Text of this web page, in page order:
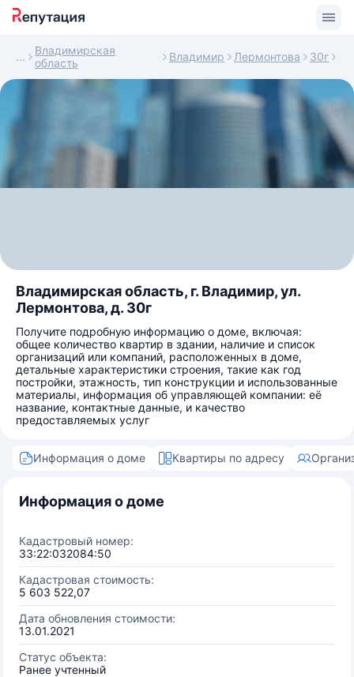
Владимирская
область
Владимир Лермонтова 30г
Владимирская область, г. Владимир, ул.
Лермонтова, д. 30г
Получите подробную информацию о доме, включая:
общее количество квартир в здании, наличие и список
организаций или компаний, расположенных в доме,
детальные характеристики строения, такие как год
постройки, этажность, тип конструкции и использованные
материалы, информация об управляющей компании: её
название, контактные данные, и качество
предоставляемых услуг
Информация о доме Квартиры по адресу
Информация о доме
Кадастровый номер:
33:22:032084:50
Кадастровая стоимость:
5 603 522,07
Дата обновления стоимости:
13.01.2021
Статус объекта:
Ранее учтенный